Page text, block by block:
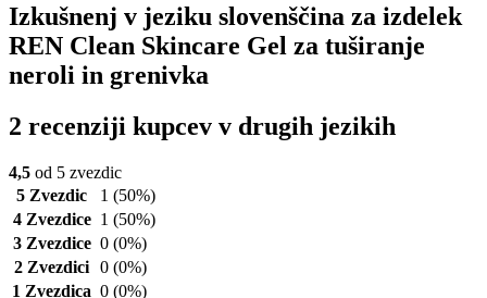
Izkušnenj v jeziku slovenščina za izdelek
REN Clean Skincare Gel za tuširanje
neroli in grenivka
2 recenziji kupcev v drugih jezikih
4,5 od 5 zvezdic
5 Zvezdic
1 (50%)
4 Zvezdice 1 (50%)
3 Zvezdice 0 (0%)
2 Zvezdici 0 (0%)
1 Zvezdica 0 (0%)